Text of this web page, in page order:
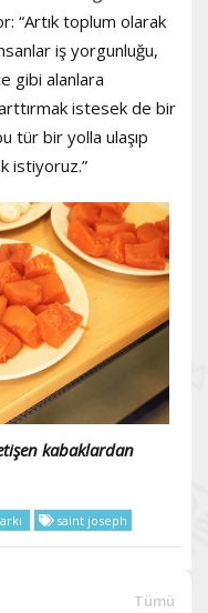
“Artık toplum olarak
iş yorgunluğu,
gibi alanlara
istesek de bir
tür bir yolla ulaşıp
istiyoruz.”
kabaklardan
saint joseph
Tümü